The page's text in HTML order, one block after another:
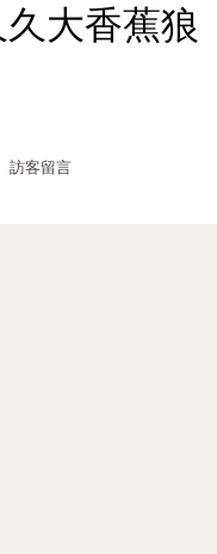
大香蕉狼
訪客留言